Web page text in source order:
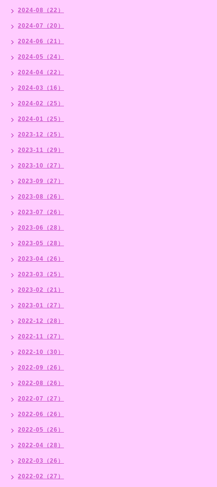
2024-08（22）
2024-07（20）
2024-06（21）
2024-05（24）
2024-04（22）
2024-03（16）
2024-02（25）
2024-01（25）
2023-12（25）
2023-11（29）
2023-10（27）
2023-09（27）
2023-08（26）
2023-07（26）
2023-06（28）
2023-05（28）
2023-04（26）
2023-03（25）
2023-02（21）
2023-01（27）
2022-12（28）
2022-11（27）
2022-10（30）
2022-09（26）
2022-08（26）
2022-07（27）
2022-06（26）
2022-05（26）
2022-04（28）
2022-03（26）
2022-02（27）